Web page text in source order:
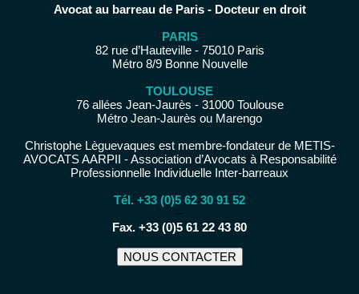
Avocat au barreau de Paris - Docteur en droit
PARIS
82 rue d’Hauteville - 75010 Paris
Métro 8/9 Bonne Nouvelle
TOULOUSE
76 allées Jean-Jaurès - 31000 Toulouse
Métro Jean-Jaurès ou Marengo
Christophe Lèguevaques est membre-fondateur de METIS-
AVOCATS AARPII - Association d’Avocats à Responsabilité
Professionnelle Individuelle Inter-barreaux
Tél. +33 (0)5 62 30 91 52
−
Fax. +33 (0)5 61 22 43 80
NOUS CONTACTER